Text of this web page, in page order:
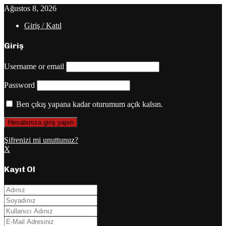
Ağustos 8, 2026
Giriş / Katıl
Giriş
Username or email
Password
Ben çıkış yapana kadar oturumum açık kalsın.
Şifrenizi mi unuttunuz?
X
Kayıt Ol